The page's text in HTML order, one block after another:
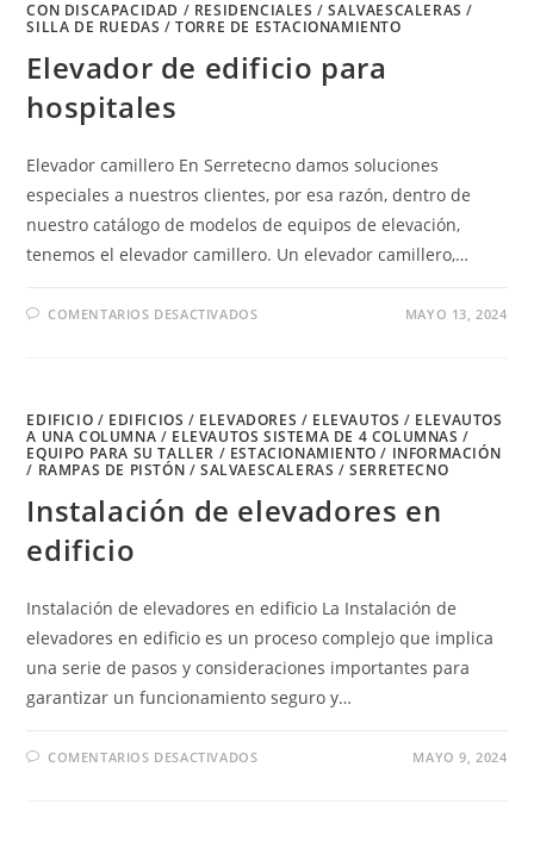
CON DISCAPACIDAD / RESIDENCIALES /SALVAESCALERAS /
SILLA DE RUEDAS /TORRE DE ESTACIONAMIENTO
Elevador de edificio para
hospitales
Elevador camillero En Serretecno damos soluciones
especiales a nuestros clientes, por esa razón, dentro de
nuestro catálogo de modelos de equipos de elevación,
tenemos el elevador camillero. Un elevador camillero,…
COMENTARIOS DESACTIVADOSEN MAYO 13, 2024
EDIFICIO / EDIFICIOS / ELEVADORES / ELEVAUTOS / ELEVAUTOS
A UNA COLUMNA / ELEVAUTOS SISTEMA DE 4 COLUMNAS /
EQUIPO PARA SU TALLER / ESTACIONAMIENTO / INFORMACIÓN
/ RAMPAS DE PISTÓN /SALVAESCALERAS /SERRETECNO
Instalación de elevadores en
edificio
Instalación de elevadores en edificio La Instalación de
elevadores en edificio es un proceso complejo que implica
una serie de pasos y consideraciones importantes para
garantizar un funcionamiento seguro y…
COMENTARIOS DESACTIVADOSEN MAYO 9, 2024